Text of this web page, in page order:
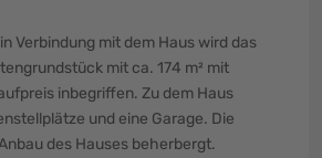
Verbindung mit dem Haus wird das
mit ca. 174 m² mit
inbegriffen. Zu dem Haus
und eine Garage. Die
des Hauses beherbergt.